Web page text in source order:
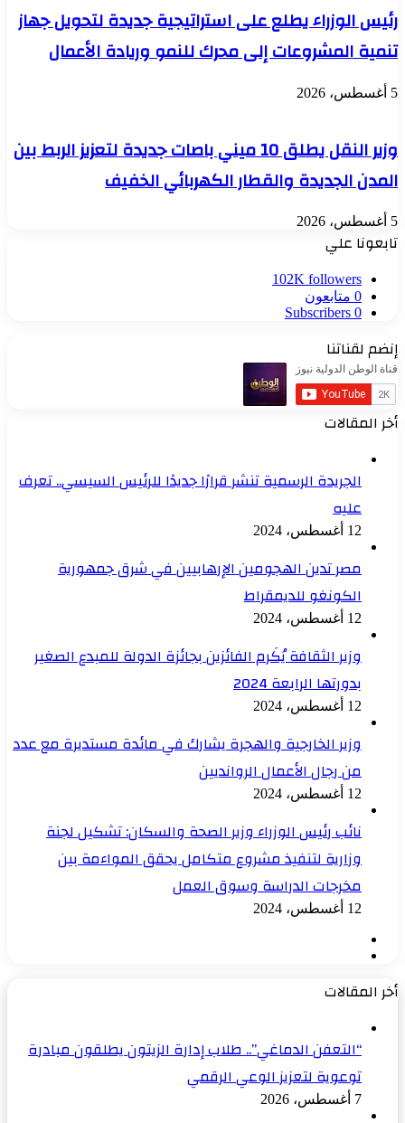
رئيس الوزراء يطلع على استراتيجية جديدة لتحويل جهاز
تنمية المشروعات إلى محرك للنمو وريادة الأعمال
5 أغسطس، 2026
وزير النقل يطلق 10 ميني باصات جديدة لتعزيز الربط بين
المدن الجديدة والقطار الكهربائي الخفيف
5 أغسطس، 2026
تابعونا علي
102K followers
0 متابعون
0
Subscribers
إنضم لقناتنا
أخر المقالات
الجريدة الرسمية تنشر قرارًا جديدًا للرئيس السيسي.. تعرف
عليه
12 أغسطس، 2024
مصر تدين الهجومين الإرهابيين في شرق جمهورية
الكونغو للديمقراط
12 أغسطس، 2024
وزير الثقافة يُكَرم الفائزين بجائزة الدولة للمبدع الصغير
بدورتها الرابعة 2024
12 أغسطس، 2024
وزير الخارجية والهجرة يشارك في مائدة مستديرة مع عدد
من رجال الأعمال الروانديين
12 أغسطس، 2024
نائب رئيس الوزراء وزير الصحة والسكان: تشكيل لجنة
وزارية لتنفيذ مشروع متكامل يحقق المواءمة بين
مخرجات الدراسة وسوق العمل
12 أغسطس، 2024
أخر المقالات
“التعفن الدماغي”.. طلاب إدارة الزيتون يطلقون مبادرة
توعوية لتعزيز الوعي الرقمي
7 أغسطس، 2026